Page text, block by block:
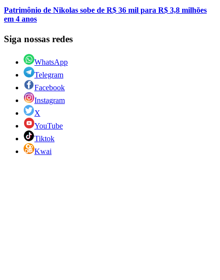
Patrimônio de Nikolas sobe de R$ 36 mil para R$ 3,8 milhões
em 4 anos
Siga nossas redes
WhatsApp
Telegram
Facebook
Instagram
X
YouTube
Tiktok
Kwai